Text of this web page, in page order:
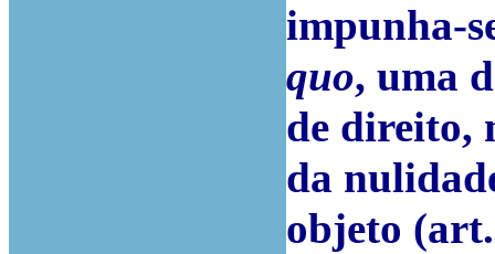
impunha-
quo, uma
de direito,
da
objeto (art.